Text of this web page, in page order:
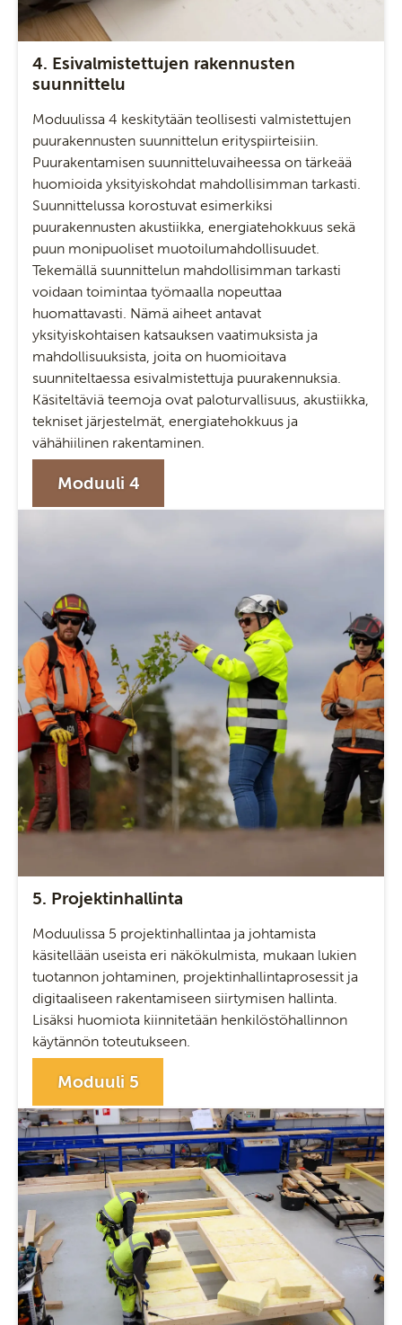
4. Esivalmistettujen rakennusten
suunnittelu
Moduulissa 4 keskitytään teollisesti valmistettujen
puurakennusten suunnittelun erityspiirteisiin.
Puurakentamisen suunnitteluvaiheessa on tärkeää
huomioida yksityiskohdat mahdollisimman tarkasti.
Suunnittelussa korostuvat esimerkiksi
puurakennusten akustiikka, energiatehokkuus sekä
puun monipuoliset muotoilumahdollisuudet.
Tekemällä suunnittelun mahdollisimman tarkasti
voidaan toimintaa työmaalla nopeuttaa
huomattavasti. Nämä aiheet antavat
yksityiskohtaisen katsauksen vaatimuksista ja
mahdollisuuksista, joita on huomioitava
suunniteltaessa esivalmistettuja puurakennuksia.
Käsiteltäviä teemoja ovat paloturvallisuus, akustiikka,
tekniset järjestelmät, energiatehokkuus ja
vähähiilinen rakentaminen.
Moduuli 4
5. Projektinhallinta
Moduulissa 5 projektinhallintaa ja johtamista
käsitellään useista eri näkökulmista, mukaan lukien
tuotannon johtaminen, projektinhallintaprosessit ja
digitaaliseen rakentamiseen siirtymisen hallinta.
Lisäksi huomiota kiinnitetään henkilöstöhallinnon
käytännön toteutukseen.
Moduuli 5